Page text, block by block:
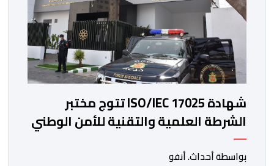
شهادة ISO/IEC 17025 تتوج مختبر
الشرطة العلمية والتقنية للأمن الوطني
في مختلف الخبرات الجنائية
بواسطة أحداث. أنفو